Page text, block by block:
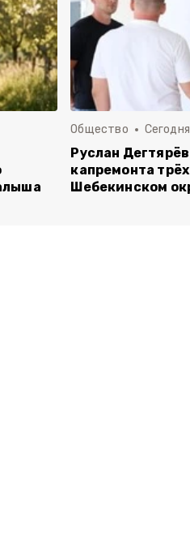
Общество
Руслан
капремонта
Шебекинском